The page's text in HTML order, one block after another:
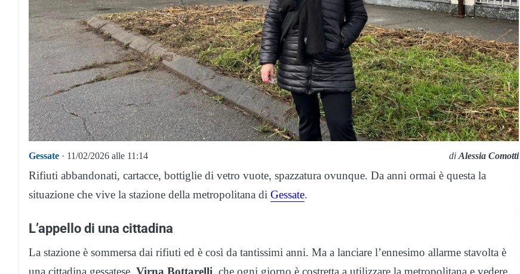
Gessate · 11/02/2026 alle 11:14 diAlessia Comotti
Rifiuti abbandonati, cartacce, bottiglie di vetro vuote, spazzatura ovunque. Da anni ormai è questa la
situazione che vive la stazione della metropolitana di Gessate.
L’appello di una cittadina
La stazione è sommersa dai rifiuti ed è così da tantissimi anni. Ma a lanciare l’ennesimo allarme stavolta è
una cittadina gessatese, Virna Bottarelli, che ogni giorno è costretta a utilizzare la metropolitana e vedere